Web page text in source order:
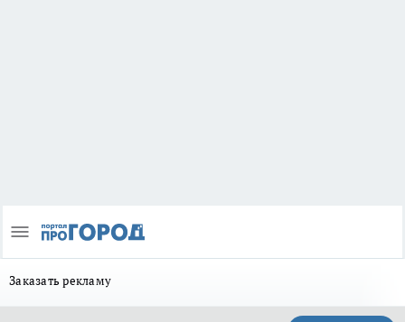
Заказать рекламу